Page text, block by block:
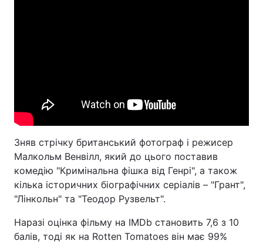
Зняв стрічку британський фотограф і режисер
Малкольм Венвілл, який до цього поставив
комедію "Кримінальна фішка від Генрі", а також
кілька історичних біографічних серіалів – "Грант",
"Лінкольн" та "Теодор Рузвельт".
Наразі оцінка фільму на IMDb становить 7,6 з 10
балів, тоді як на Rotten Tomatoes він має 99%